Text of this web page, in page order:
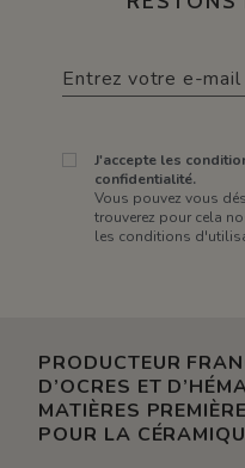
J'accepte les
confidentialité.
Vous pouvez vous
trouverez pour cela
les conditions
PRODUCTEUR
D’OCRES ET
MATIÈRES
POUR LA